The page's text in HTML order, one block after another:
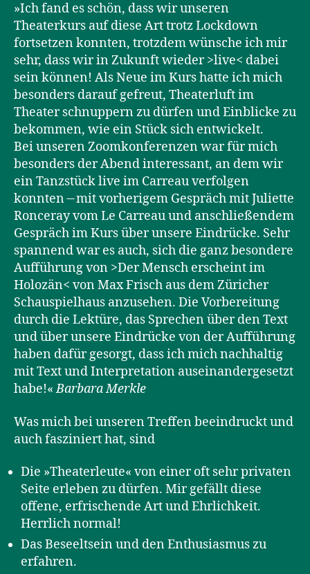
»Ich fand es schön, dass wir unseren
Theaterkurs auf diese Art trotz Lockdown
fortsetzen konnten, trotzdem wünsche ich mir
sehr, dass wir in Zukunft wieder >live< dabei
sein können! Als Neue im Kurs hatte ich mich
besonders darauf gefreut, Theaterluft im
Theater schnuppern zu dürfen und Einblicke zu
bekommen, wie ein Stück sich entwickelt.
Bei unseren Zoomkonferenzen war für mich
besonders der Abend interessant, an dem wir
ein Tanzstück live im Carreau verfolgen
konnten ̶ mit vorherigem Gespräch mit Juliette
Ronceray vom Le Carreau und anschließendem
Gespräch im Kurs über unsere Eindrücke. Sehr
spannend war es auch, sich die ganz besondere
Aufführung von >Der Mensch erscheint im
Holozän< von Max Frisch aus dem Züricher
Schauspielhaus anzusehen. Die Vorbereitung
durch die Lektüre, das Sprechen über den Text
und über unsere Eindrücke von der Aufführung
haben dafür gesorgt, dass ich mich nachhaltig
mit Text und Interpretation auseinandergesetzt
habe!«Barbara Merkle
Was mich bei unseren Treffen beeindruckt und
auch fasziniert hat, sind
Die »Theaterleute« von einer oft sehr privaten
Seite erleben zu dürfen. Mir gefällt diese
offene, erfrischende Art und Ehrlichkeit.
Herrlich normal!
Das Beseeltsein und den Enthusiasmus zu
erfahren.